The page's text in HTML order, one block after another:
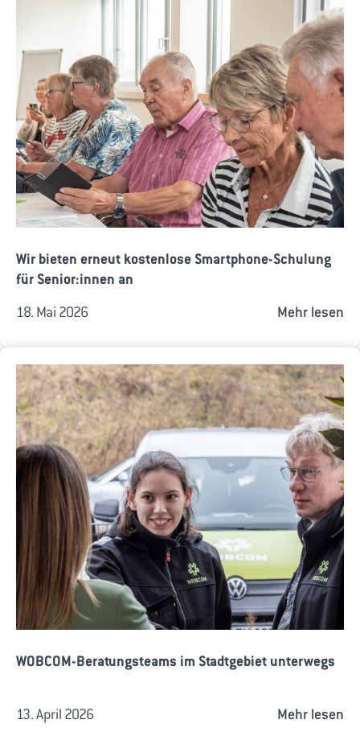
Wir bieten erneut kostenlose Smartphone-Schulung
für Senior:innen an
18. Mai 2026 Mehr lesen
WOBCOM-Beratungsteams im Stadtgebiet unterwegs
13. April 2026 Mehr lesen